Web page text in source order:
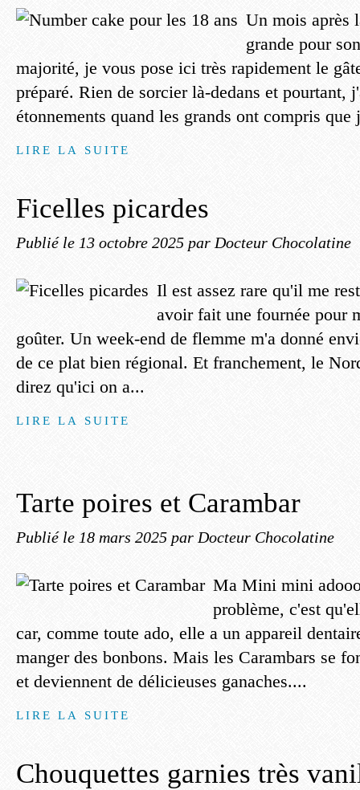
Un mois après
grande pour
majorité, je vous pose ici très rapidement le
préparé. Rien de sorcier là-dedans et pourtant,
étonnements quand les grands ont compris que
LIRE LA SUITE
Ficelles picardes
Publié le 13 octobre 2025 par Docteur Chocolatine
Il est assez rare qu'il me
avoir fait une fournée pour
goûter. Un week-end de flemme m'a donné
de ce plat bien régional. Et franchement, le
direz qu'ici on a...
LIRE LA SUITE
Tarte poires et Carambar
Publié le 18 mars 2025 par Docteur Chocolatine
Ma Mini mini
problème, c'est
car, comme toute ado, elle a un appareil
manger des bonbons. Mais les Carambars se
et deviennent de délicieuses ganaches....
LIRE LA SUITE
Chouquettes garnies très